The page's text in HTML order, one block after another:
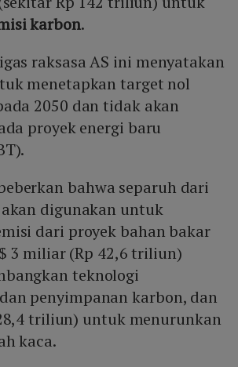
karbon.
raksasa AS ini menyatakan
menetapkan target nol
2050 dan tidak akan
proyek energi baru
bahwa separuh dari
digunakan untuk
dari proyek bahan bakar
3 miliar (Rp 42,6 triliun)
teknologi
penyimpanan karbon, dan
triliun) untuk menurunkan
kaca.